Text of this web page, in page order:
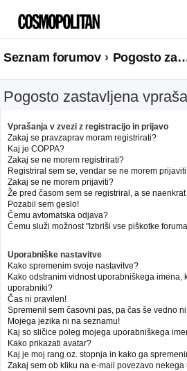
Seznam forumov Pogosto zastavljena
Pogosto zastavljena
Vprašanja v zvezi z registracijo in prijavo
Zakaj se pravzaprav moram registrirati?
Kaj je COPPA?
Zakaj se ne morem registrirati?
Registriral sem se, vendar se ne morem
Zakaj se ne morem prijaviti?
Že pred časom sem se registriral, a se
Pozabil sem geslo!
Čemu avtomatska odjava?
Čemu služi možnost "Izbriši vse piškotke
Uporabniške nastavitve
Kako spremenim svoje nastavitve?
Kako odstranim vidnost uporabniškega imena,
uporabniki?
Čas ni pravilen!
Spremenil sem časovni pas, pa čas še vedno
Mojega jezika ni na seznamu!
Kaj so sličice poleg mojega uporabniškega
Kako prikazati avatar?
Kaj je moj rang oz. stopnja in kako ga
Zakaj sem ob kliku na e-mail povezavo